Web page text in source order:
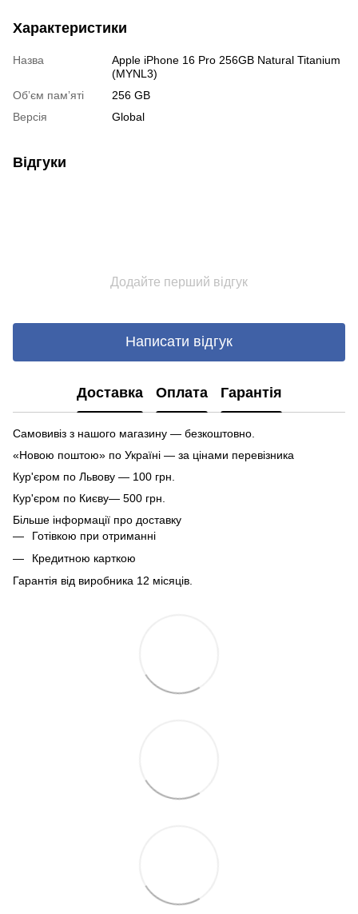
Характеристики
Назва
Apple iPhone 16 Pro 256GB Natural Titanium
(MYNL3)
Обʼєм памʼяті
256 GB
Версія
Global
Відгуки
Додайте перший відгук
Написати відгук
Доставка Оплата Гарантія
Самовивіз з нашого магазину — безкоштовно.
«Новою поштою» по Україні — за цінами перевізника
Кур'єром по Львову — 100 грн.
Кур'єром по Києву— 500 грн.
Більше інформації про доставку
Готівкою при отриманні
Кредитною карткою
Гарантія від виробника 12 місяців.